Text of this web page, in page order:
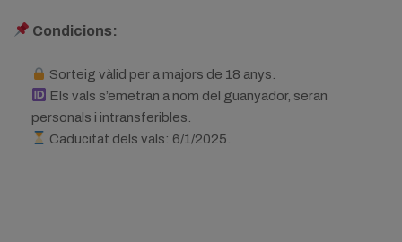
Condicions:
Sorteig vàlid per a majors de 18 anys.
Els vals s’emetran a nom del guanyador, seran
personals i intransferibles.
Caducitat dels vals: 6/1/2025.